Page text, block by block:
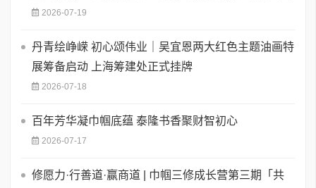
2026-07-19
丹青绘峥嵘 初心颂伟业｜吴宜恩两大红色主题油画特
展筹备启动 上海筹建处正式挂牌
2026-07-18
百年芳华凝巾帼底蕴 泰隆书香聚财智初心
2026-07-17
修愿力·行善道·赢商道 | 巾帼三修成长营第三期「共